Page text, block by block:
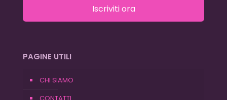
Iscriviti ora
PAGINE UTILI
CHI SIAMO